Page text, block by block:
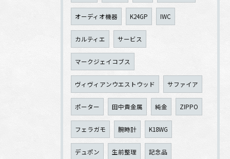
オーディオ機器 K24GP IWC
カルティエ サービス
マークジェイコブス
ヴィヴィアンウエストウッド サファイア
ポーター 田中貴金属 純金 ZIPPO
フェラガモ 腕時計 K18WG
デュポン 生前整理 記念品